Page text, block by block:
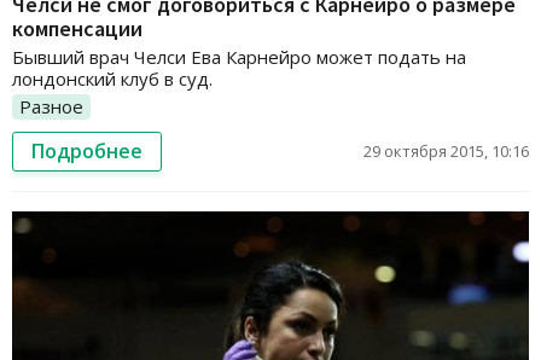
компенсации
Бывший врач Челси Ева Карнейро может подать на
лондонский клуб в суд.
Разное
Подробнее 29 октября 2015, 10:16